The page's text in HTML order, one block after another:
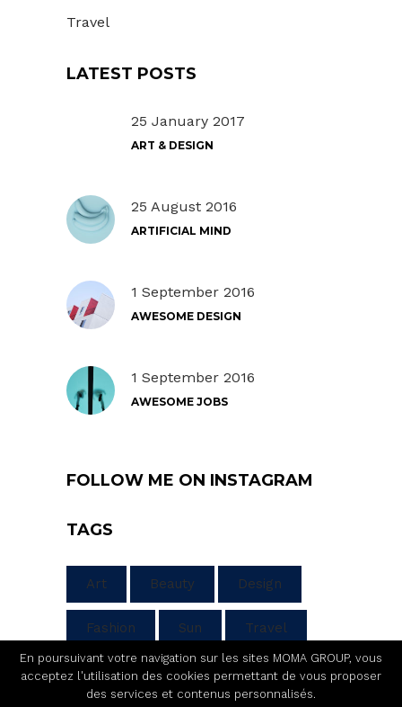
Travel
LATEST POSTS
25 January 2017
ART & DESIGN
25 August 2016
ARTIFICIAL MIND
1 September 2016
AWESOME DESIGN
1 September 2016
AWESOME JOBS
FOLLOW ME ON INSTAGRAM
TAGS
Art Beauty Design
Fashion Sun Travel
En poursuivant votre navigation sur les sites MOMA GROUP, vous
acceptez l'utilisation des cookies permettant de vous proposer
des services et contenus personnalisés.